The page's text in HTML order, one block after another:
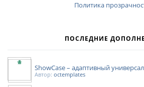
Политика
ПОСЛЕДНИЕ
ShowCase – адаптивный
Автор: octemplates